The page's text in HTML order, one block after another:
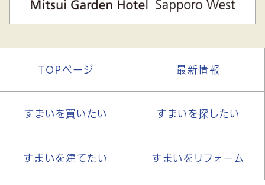
TOPページ 最新情報
すまいを買いたい すまいを探したい
すまいを建てたい すまいをリフォーム